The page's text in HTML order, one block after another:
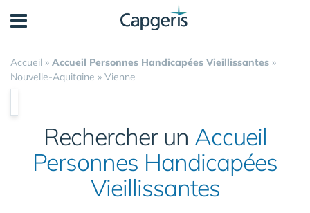
Accueil » Accueil Personnes Handicapées Vieillissantes »
Nouvelle-Aquitaine » Vienne
Rechercher un Accueil
Personnes Handicapées
Vieillissantes